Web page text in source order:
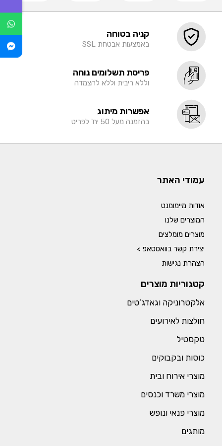
קניה בטוחה
באמצעות אבטחת SSL
פריסת תשלומים נוחה
וללא ריבית וללא להצמדה
אפשרות מיתוג
בהזמנה מעל 50 יח' לפריט
עמודי האתר
אודות מיימומנט
המוצרים שלנו
מוצרים מומלצים
יצירת קשר בוואטסאפ >
הצהרת נגישות
קטגוריות מוצרים
אלקטרוניקה וגאדג’טים
חולצות לאירועים
טקסטיל
כוסות ובקבוקים
מוצרי אירוח ובית
מוצרי משרד וכנסים
מוצרי פנאי ונופש
מותגים